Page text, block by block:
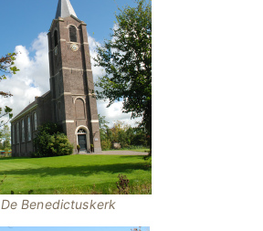
De Benedictuskerk